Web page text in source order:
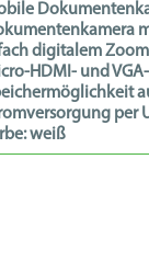
digitalem
HDMI- und
per
weiß